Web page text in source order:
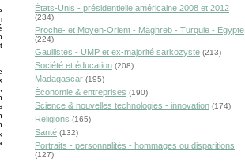
États-Unis - présidentielle américaine 2008 et 2012
(234)
Proche- et Moyen-Orient - Maghreb - Turquie - Egypte
(224)
Gaullistes - UMP et ex-majorité sarkozyste (213)
Société et éducation (208)
Madagascar (195)
Économie & entreprises (190)
Science & nouvelles technologies - innovation (174)
Religions (165)
Santé (132)
Portraits - personnalités - hommages ou disparitions
(127)